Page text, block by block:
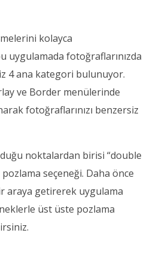
kolayca
uygulamada fotoğraflarınızda
4 ana kategori bulunuyor.
ve Border menülerinde
fotoğraflarınızı benzersiz
noktalardan birisi “double
seçeneği. Daha önce
araya getirerek uygulama
üst üste pozlama